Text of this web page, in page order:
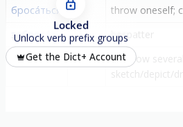
броса́ться -
throw oneself;
заброса́ть
за-
bespatter
наброса́ть
на-
to throw several
Locked
Unlock verb prefix groups
Get the Dict+ Account